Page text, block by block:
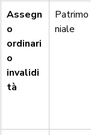
Assegn
o
ordinari
o
invalidi
tà
Patrimo
niale